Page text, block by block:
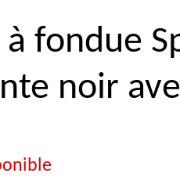
fondue
noir